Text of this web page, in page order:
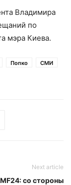
Владимира
по
мэра Киева.
Попко
СМИ
Next article
со стороны